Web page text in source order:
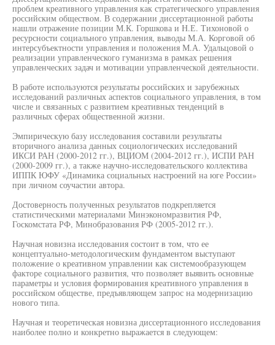
проблем креативного управления как стратегического управления
российским обществом. В содержании диссертационной работы
нашли отражение позиции М.К. Горшкова и Н.Е. Тихоновой о
ресурсности социального управления, выводы М.А. Корговой об
интерсубъектности управления и положения М.А. Удальцовой о
реализации управленческого гуманизма в рамках решения
управленческих задач и мотивации управленческой деятельности.
В работе используются результаты российских и зарубежных
исследований различных аспектов социального управления, в том
числе и связанных с развитием креативных тенденций в
различных сферах общественной жизни.
Эмпирическую базу исследования составили результаты
вторичного анализа данных социологических исследований
ИКСИ РАН (2000-2012 гг.), ВЦИОМ (2004-2012 гг.), ИСПИ РАН
(2000-2009 гг.), а также научно-исследовательского коллектива
ИППК ЮФУ «Динамика социальных настроений на юге России»
при личном соучастии автора.
Достоверность полученных результатов подкрепляется
статистическими материалами Минэкономразвития РФ,
Госкомстата РФ, Минобразования РФ (2005-2012 гг.).
Научная новизна исследования состоит в том, что ее
концептуально-методологическим фундаментом выступают
положение о креативном управлении как системообразующем
факторе социального развития, что позволяет выявить основные
параметры и условия формирования креативного управления в
российском обществе, предъявляющем запрос на модернизацию
нового типа.
Научная и теоретическая новизна диссертационного исследования
наиболее полно и конкретно выражается в следующем: